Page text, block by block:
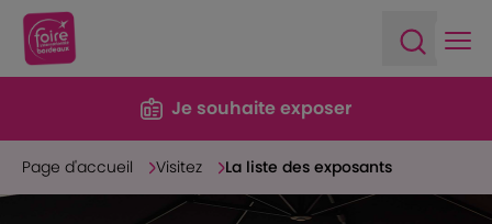
Je souhaite exposer
Page d'accueil Visitez La liste des exposants